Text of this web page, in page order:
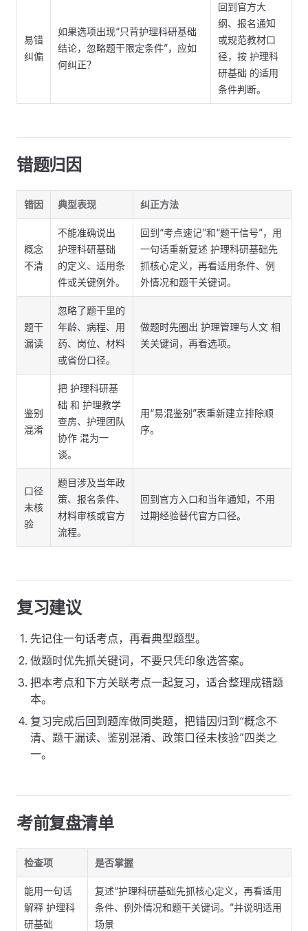
易错
纠偏
如果选项出现“只背护理科研基础
结论，忽略题干限定条件”，应如
何纠正？
回到官方大
纲、报名通知
或规范教材口
径，按 护理科
研基础 的适用
条件判断。
错题归因
错因 典型表现 纠正方法
概念
不清
不能准确说出
护理科研基础
的定义、适用条
件或关键例外。
回到“考点速记”和“题干信号”，用
一句话重新复述 护理科研基础先
抓核心定义，再看适用条件、例
外情况和题干关键词。
题干
漏读
忽略了题干里的
年龄、病程、用
药、岗位、材料
或省份口径。
做题时先圈出 护理管理与人文 相
关关键词，再看选项。
鉴别
混淆
把 护理科研基
础 和 护理教学
查房、护理团队
协作 混为一
谈。
用“易混鉴别”表重新建立排除顺
序。
口径
未核
验
题目涉及当年政
策、报名条件、
材料审核或官方
流程。
回到官方入口和当年通知，不用
过期经验替代官方口径。
复习建议
先记住一句话考点，再看典型题型。
做题时优先抓关键词，不要只凭印象选答案。
把本考点和下方关联考点一起复习，适合整理成错题
本。
复习完成后回到题库做同类题，把错因归到“概念不
清、题干漏读、鉴别混淆、政策口径未核验”四类之
一。
考前复盘清单
检查项 是否掌握
能用一句话
解释 护理科
研基础
复述“护理科研基础先抓核心定义，再看适用
条件、例外情况和题干关键词。”并说明适用
场景